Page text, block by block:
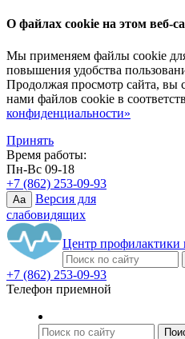
О файлах cookie на этом веб-
Мы применяем файлы cookie
повышения удобства
Продолжая просмотр сайта, вы
нами файлов cookie в
конфиденциальности»
Принять
Время работы:
Пн-Вс 09-18
+7 (862) 253-09-93
Aa
Версия для
слабовидящих
Центр
+7 (862) 253-09-93
Телефон приемной